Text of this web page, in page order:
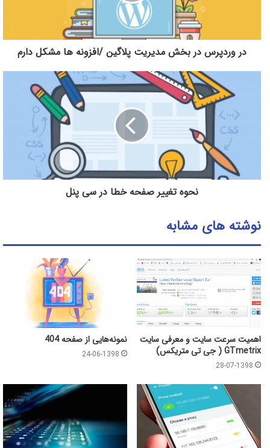
در وردپرس در بخش مدیریت پلاگین /افزونه ها مشکل دارم
نحوه تغییر صفحه خطا در سی پنل
نوشته های مشابه
اهمیت سرعت سایت و معرفی سایت
GTmetrix ( جی تی متریکس)
28-07-1398
نمونه‌هایی از صفحه 404
24-06-1398